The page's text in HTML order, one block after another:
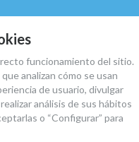
funcionamiento del sitio.
analizan cómo se usan
de usuario, divulgar
análisis de sus hábitos
o “Configurar” para